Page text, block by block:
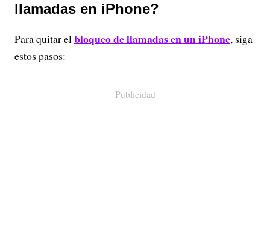
llamadas en iPhone?
Para quitar elbloqueo de llamadas en un iPhone, siga
estos pasos:
Publicidad